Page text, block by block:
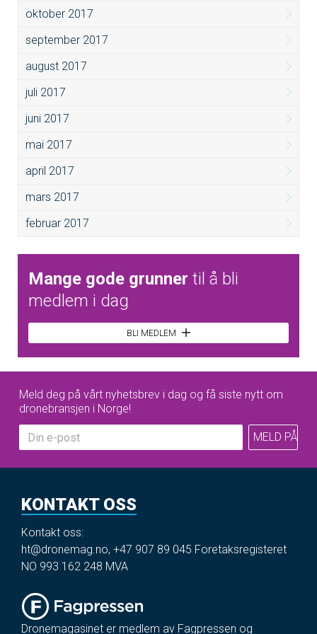
oktober 2017
september 2017
august 2017
juli 2017
juni 2017
mai 2017
april 2017
mars 2017
februar 2017
Mange gode grunner til å bli
medlem i dag
BLI MEDLEM
Meld deg på vårt nyhetsbrev i dag og få siste nytt om
dronebransjen i Norge!
KONTAKT OSS
Kontakt oss:
ht@dronemag.no, +47 907 89 045 Foretaksregisteret
NO 993 162 248 MVA
Dronemagasinet er medlem av Fagpressen og